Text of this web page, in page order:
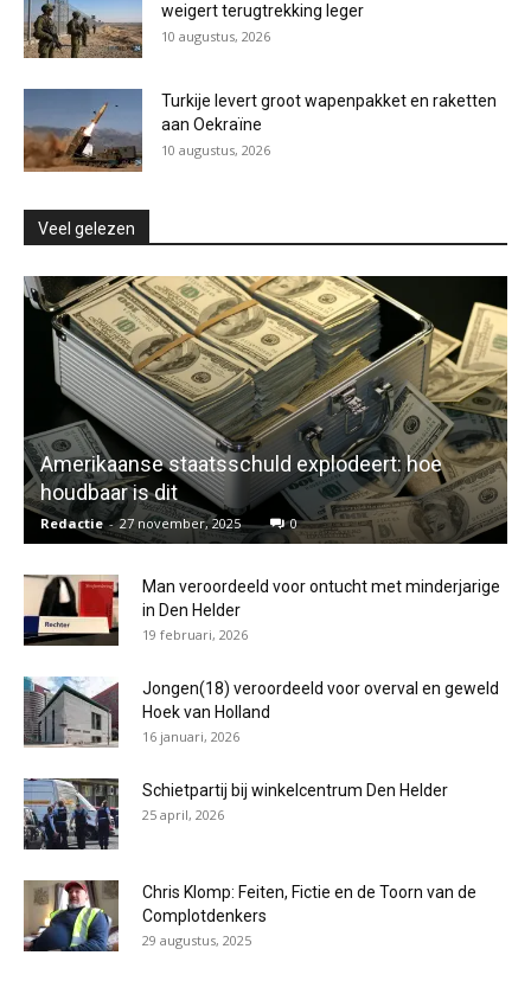
weigert terugtrekking leger
10 augustus, 2026
Turkije levert groot wapenpakket en raketten
aan Oekraïne
10 augustus, 2026
Veel gelezen
Amerikaanse staatsschuld explodeert: hoe
houdbaar is dit
Redactie - 27 november, 2025 0
Man veroordeeld voor ontucht met minderjarige
in Den Helder
19 februari, 2026
Jongen(18) veroordeeld voor overval en geweld
Hoek van Holland
16 januari, 2026
Schietpartij bij winkelcentrum Den Helder
25 april, 2026
Chris Klomp: Feiten, Fictie en de Toorn van de
Complotdenkers
29 augustus, 2025